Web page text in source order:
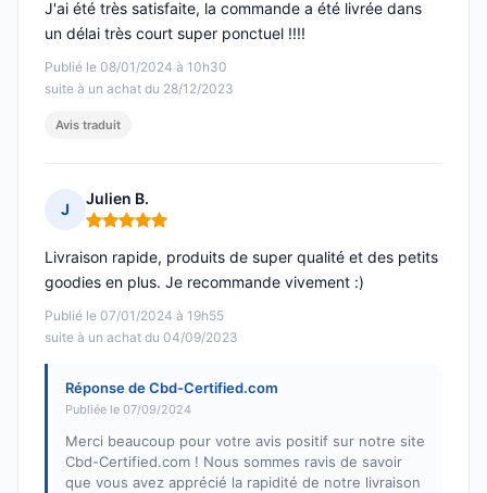
Publié le 08/01/2024 à 10h30
suite à un achat du 28/12/2023
J'ai été très satisfaite, la commande a été livrée dans
un délai très court super ponctuel !!!!
Avis traduit
J
Julien B.
Note : 5 sur 5
Publié le 07/01/2024 à 19h55
suite à un achat du 04/09/2023
Livraison rapide, produits de super qualité et des petits
goodies en plus. Je recommande vivement :)
Réponse de Cbd-Certified.com
Publiée le 07/09/2024
Merci beaucoup pour votre avis positif sur notre site
Cbd-Certified.com ! Nous sommes ravis de savoir
que vous avez apprécié la rapidité de notre livraison